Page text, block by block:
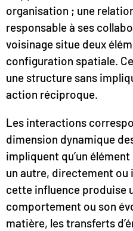
organisation ; une
responsable à ses
voisinage situe deux
configuration spatiale.
une structure sans
action réciproque.
Les interactions
dimension dynamique
impliquent qu’un
un autre, directement
cette influence produise
comportement ou son
matière, les transferts